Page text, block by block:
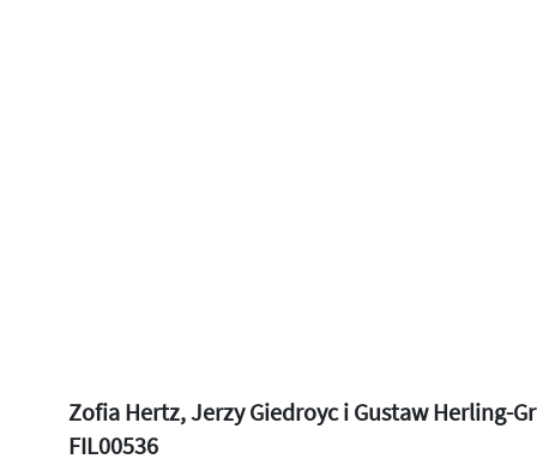
Zofia Hertz, Jerzy Giedroyc i Gustaw Herling-
FIL00536